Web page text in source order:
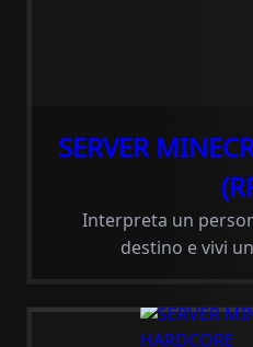
SERVER
Interpreta un
destino e vivi